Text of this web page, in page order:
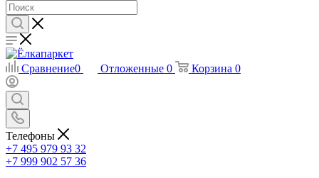
Сравнение0 Отложенные 0 Корзина 0
Телефоны
+7 495 979 93 32
+7 999 902 57 36